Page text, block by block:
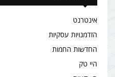
אינטרנט
הזדמנויות עסקיות
החדשות החמות
היי טק